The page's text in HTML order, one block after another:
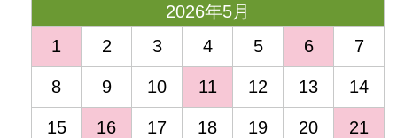
2026年5月
1
2 3 4 5 6 7
8 9 10 11 12 13 14
15 16 17 18 19 20 21